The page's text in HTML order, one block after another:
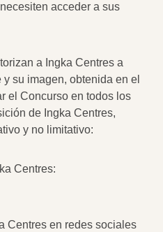
acceder a sus
a Ingka Centres a
su imagen, obtenida en el
el Concurso en todos los
de Ingka Centres,
y no limitativo:
Centres:
Centres en redes sociales